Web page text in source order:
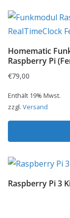
Produkt
weist
Varianten
auf.
Optionen
können
der
Produktseite
gewählt
werden
Homematic
Raspberry Pi
€79,00
Enthält 19% Mwst.
zzgl. Versand
Raspberry Pi 3